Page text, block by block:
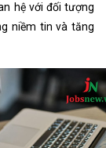
hệ với đối tượng
niềm tin và tăng